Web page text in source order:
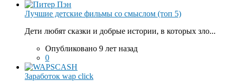
Лучшие детские фильмы со смыслом (топ 5)
Дети любят сказки и добрые истории, в которых зло...
Опубликовано 9 лет назад
0
Заработок wap click